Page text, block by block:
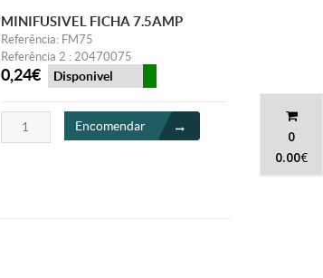
0
0.00€
MINIFUSIVEL FICHA 7.5AMP
Referência: FM75
Referência 2 : 20470075
0,24€ Disponivel
Encomendar